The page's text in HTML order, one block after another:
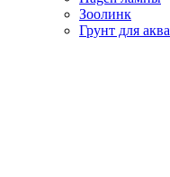
Зоолинк
Грунт для